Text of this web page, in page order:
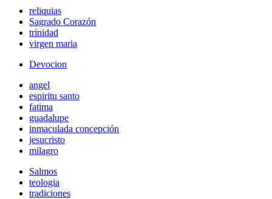
reliquias
Sagrado Corazón
trinidad
virgen maria
Devocion
angel
espiritu santo
fatima
guadalupe
inmaculada concepción
jesucristo
milagro
Salmos
teologia
tradiciones